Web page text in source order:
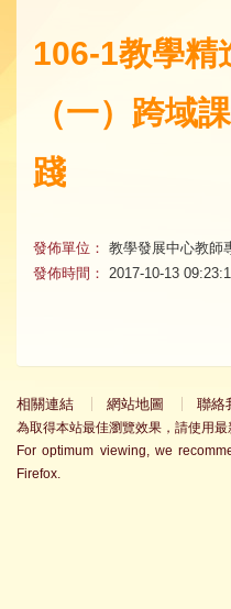
106-1教學精
（一）跨域
踐
發佈單位： 教學發展中心教師
發佈時間：
2017-10-13
相關連結 網站地圖 聯絡
為取得本站最佳瀏覽效果，請使用
For optimum viewing, we
Firefox.